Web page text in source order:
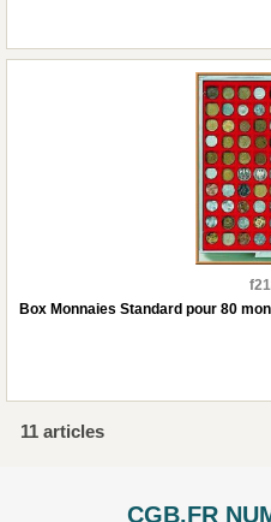
Box Monnaies Standard pour 80
11 articles
CGB.FR